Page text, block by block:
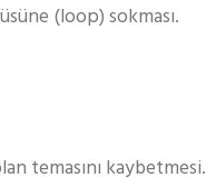
(loop) sokması.
temasını kaybetmesi.